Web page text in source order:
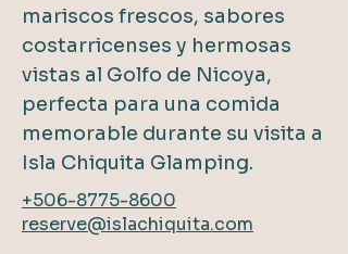
mariscos frescos, sabores
costarricenses y hermosas
vistas al Golfo de Nicoya,
perfecta para una comida
memorable durante su visita a
Isla Chiquita Glamping.
+506-8775-8600
reserve@islachiquita.com